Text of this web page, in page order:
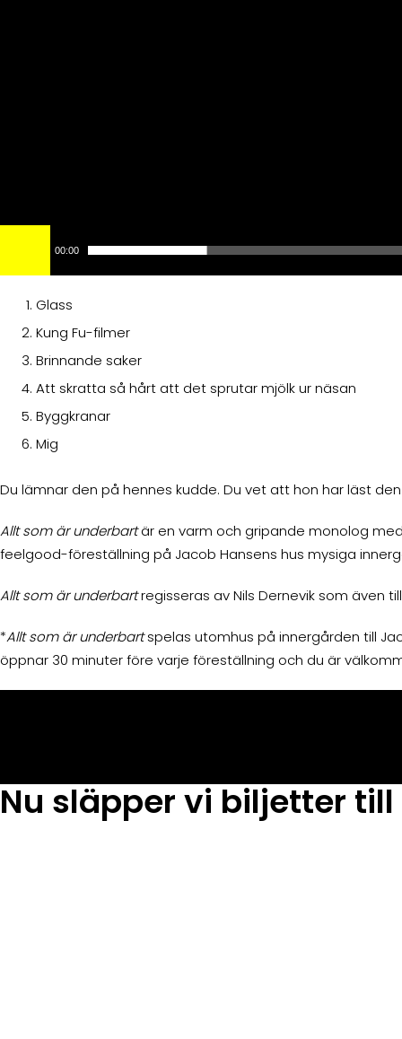
00:00
Glass
Kung Fu-filmer
Brinnande saker
Att skratta så hårt att det sprutar mjölk ur näsan
Byggkranar
Mig
Du lämnar den på hennes kudde. Du vet att hon har läst
Allt som är underbartär en varm och gripande monolog
feelgood-föreställning på Jacob Hansens hus mysiga
Allt som är underbartregisseras av Nils Dernevik som även
*Allt som är underbartspelas utomhus på innergården till
öppnar 30 minuter före varje föreställning och du är
Nu släpper vi biljetter